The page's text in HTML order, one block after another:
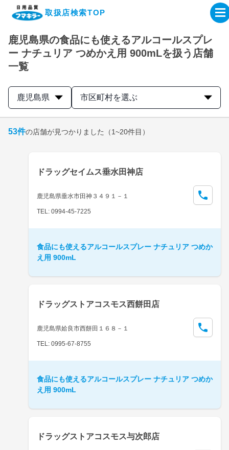
取扱店検索TOP
企業・IR情報サイト
オンラインショップ
製品検索はこちら
鹿児島県の食品にも使えるアルコールスプレ
ー ナチュリア つめかえ用 900mLを扱う店舗
一覧
鹿児島県 市区町村を選ぶ
53件の店舗が見つかりました （1~20件目）
ドラッグセイムス垂水田神店
鹿児島県垂水市田神３４９１－１
TEL: 0994-45-7225
食品にも使えるアルコールスプレー ナチュリア つめか
え用 900mL
ドラッグストアコスモス西餅田店
鹿児島県姶良市西餅田１６８－１
TEL: 0995-67-8755
食品にも使えるアルコールスプレー ナチュリア つめか
え用 900mL
ドラッグストアコスモス与次郎店